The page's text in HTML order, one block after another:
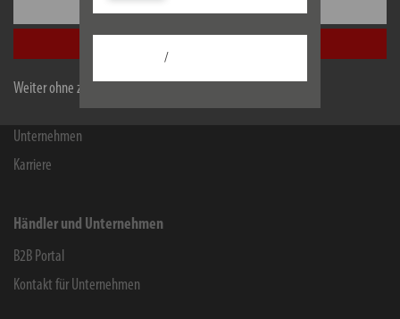
Weiter ohne zu akzeptieren
/
Kontakt für Endverbraucher
Herstellergarantie
Unternehmen
Karriere
Händler und Unternehmen
B2B Portal
Kontakt für Unternehmen